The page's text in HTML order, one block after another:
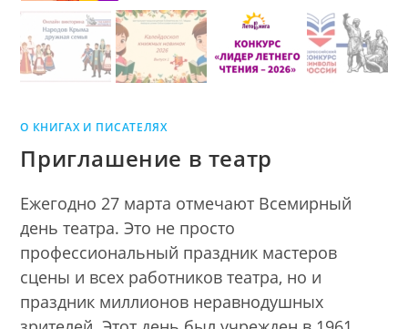
О КНИГАХ И ПИСАТЕЛЯХ
Приглашение в театр
Ежегодно 27 марта отмечают Всемирный
день театра. Это не просто
профессиональный праздник мастеров
сцены и всех работников театра, но и
праздник миллионов неравнодушных